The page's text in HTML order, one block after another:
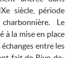
siècle, période
Le
à la mise en place
entre les